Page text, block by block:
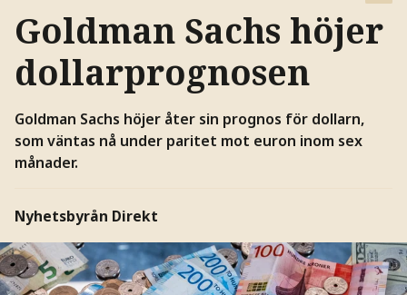
Goldman Sachs höjer
dollarprognosen
Goldman Sachs höjer åter sin prognos för dollarn,
som väntas nå under paritet mot euron inom sex
månader.
Nyhetsbyrån Direkt